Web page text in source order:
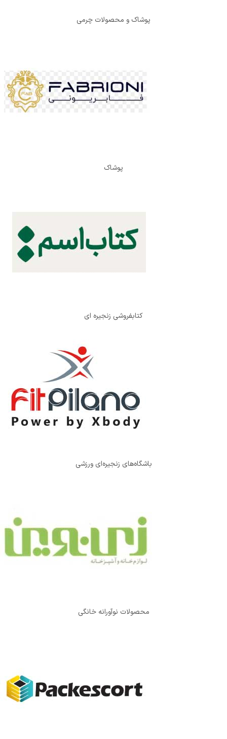
پوشاک و محصولات چرمی
پوشاک
کتابفروشی زنجیره ای
باشگاه‌های زنجیره‌ای ورزشی
محصولات نوآورانه خانگی